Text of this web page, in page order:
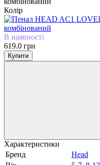
Колір
В наявності
619.0 грн
Купити
Характеристики
Бренд
Head